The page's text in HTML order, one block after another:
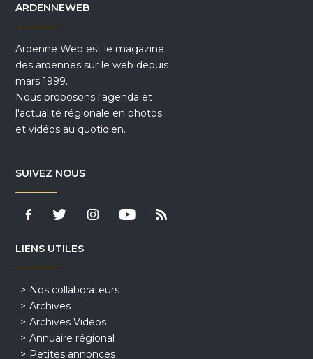
ARDENNEWEB
Ardenne Web est le magazine
des ardennes sur le web depuis
mars 1999.
Nous proposons l'agenda et
l'actualité régionale en photos
et vidéos au quotidien.
SUIVEZ NOUS
LIENS UTILES
Nos collaborateurs
Archives
Archives Vidéos
Annuaire régional
Petites annonces